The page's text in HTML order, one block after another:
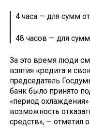
4 часа — для сумм
48 часов — для
За это время люди
взятия кредита и
председатель
банк было принято
«период
возможность
средств», — отметил